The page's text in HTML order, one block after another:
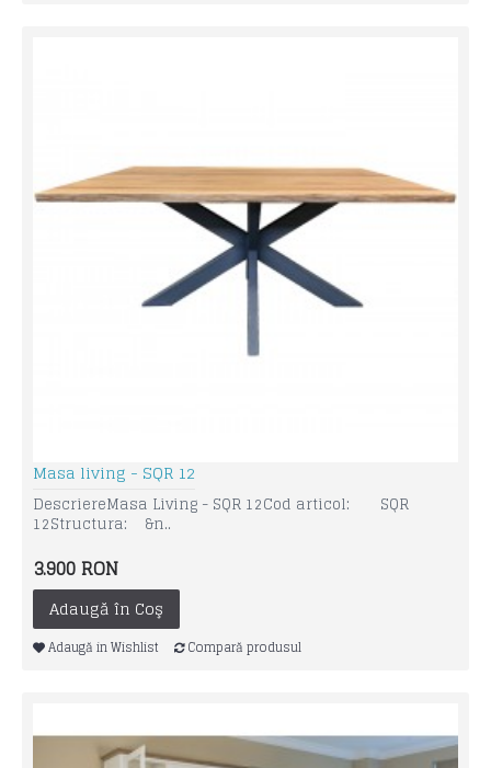
Masa living - SQR 12
DescriereMasa Living - SQR 12Cod articol: SQR
12Structura: &n..
3.900 RON
Adaugă în Coş
Adaugă in Wishlist Compară produsul